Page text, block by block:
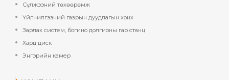
Сүлжээний төхөөрөмж
Үйлчилгээний газрын дуудлагын хонх
Зарлах систем, богино долгионы гар станц
Хард диск
Энгэрийн камер